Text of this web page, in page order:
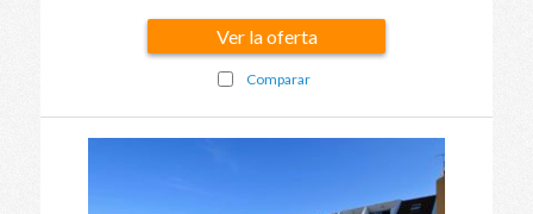
Ver la oferta
Comparar